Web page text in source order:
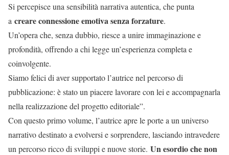
Si percepisce una sensibilità narrativa autentica, che punta
a creare connessione emotiva senza forzature.
Un’opera che, senza dubbio, riesce a unire immaginazione e
profondità, offrendo a chi legge un’esperienza completa e
coinvolgente.
Siamo felici di aver supportato l’autrice nel percorso di
pubblicazione: è stato un piacere lavorare con lei e accompagnarla
nella realizzazione del progetto editoriale”.
Con questo primo volume, l’autrice apre le porte a un universo
narrativo destinato a evolversi e sorprendere, lasciando intravedere
un percorso ricco di sviluppi e nuove storie. Un esordio che non